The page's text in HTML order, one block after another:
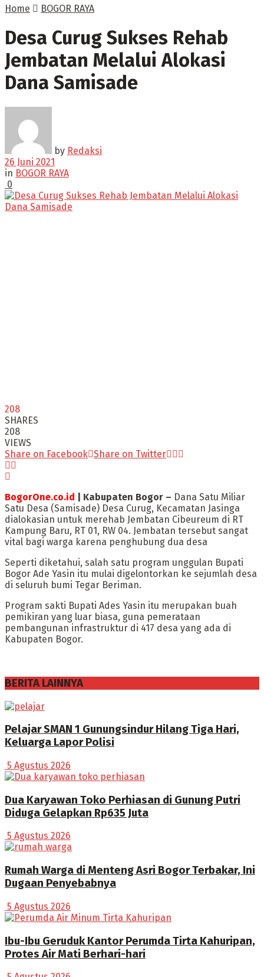
Home BOGOR RAYA
Desa Curug Sukses Rehab
Jembatan Melalui Alokasi
Dana Samisade
by Redaksi
26 Juni 2021
in BOGOR RAYA
0
208
SHARES
208
VIEWS
Share on Facebook Share on Twitter
BogorOne.co.id | Kabupaten Bogor – Dana Satu Miliar
Satu Desa (Samisade) Desa Curug, Kecamatan Jasinga
dialokasian untuk merehab Jembatan Cibeureum di RT
Kampung Baru, RT 01, RW 04. Jembatan tersebut sangat
vital bagi warga karena penghubung dua desa
Seperti diketahui, salah satu program unggulan Bupati
Bogor Ade Yasin itu mulai digelontorkan ke sejumlah desa
di seluruh bumi Tegar Beriman.
Program sakti Bupati Ades Yasin itu merupakan buah
pemikiran yang luar biasa, guna pemerataan
pembangunan infrastruktur di 417 desa yang ada di
Kabupaten Bogor.
BERITA LAINNYA
Pelajar SMAN 1 Gunungsindur Hilang Tiga Hari,
Keluarga Lapor Polisi
5 Agustus 2026
Dua Karyawan Toko Perhiasan di Gunung Putri
Diduga Gelapkan Rp635 Juta
5 Agustus 2026
Rumah Warga di Menteng Asri Bogor Terbakar, Ini
Dugaan Penyebabnya
5 Agustus 2026
Ibu-Ibu Geruduk Kantor Perumda Tirta Kahuripan,
Protes Air Mati Berhari-hari